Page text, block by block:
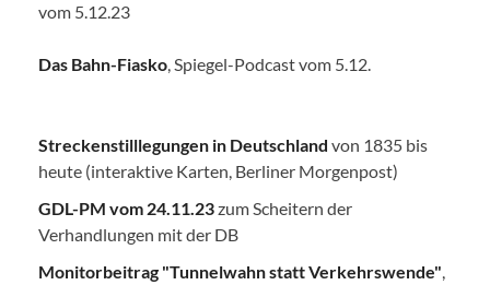
vom 5.12.23
Das Bahn-Fiasko, Spiegel-Podcast vom 5.12.
Streckenstilllegungen in Deutschland von 1835 bis
heute (interaktive Karten, Berliner Morgenpost)
GDL-PM vom 24.11.23zum Scheitern der
Verhandlungen mit der DB
Monitorbeitrag "Tunnelwahn statt Verkehrswende",